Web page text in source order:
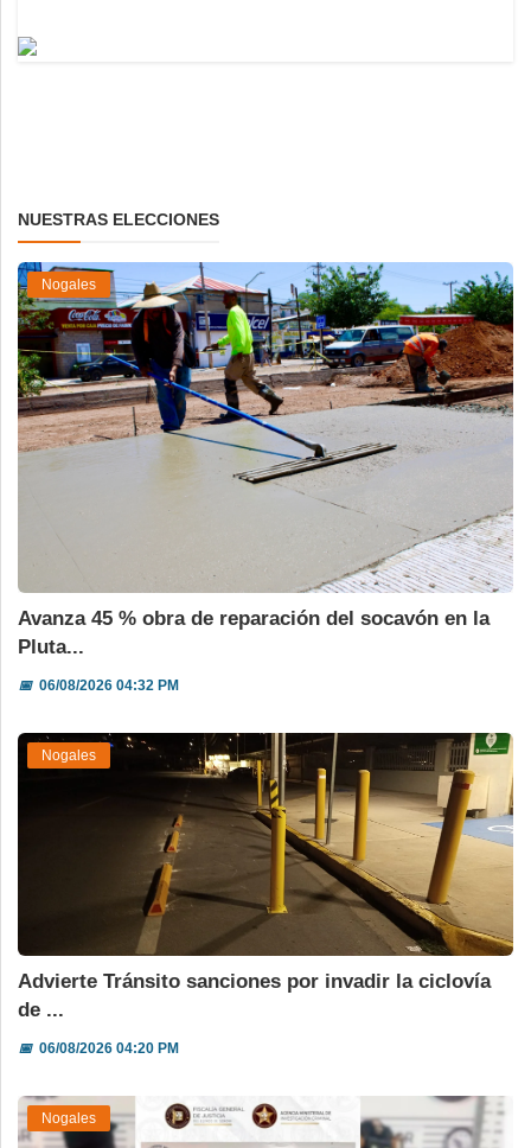
NUESTRAS ELECCIONES
Nogales
Avanza 45 % obra de reparación del socavón en la
Pluta...
📅06/08/2026 04:32 PM
Nogales
Advierte Tránsito sanciones por invadir la ciclovía
de ...
📅06/08/2026 04:20 PM
Nogales